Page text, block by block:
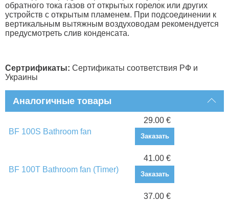
обратного тока газов от открытых горелок или других
устройств с открытым пламенем. При подсоединении к
вертикальным вытяжным воздуховодам рекомендуется
предусмотреть слив конденсата.
Сертрификаты: Сертификаты соответствия РФ и
Украины
Аналогичные товары
BF 100S Bathroom fan
29.00 €
Заказать
BF 100T Bathroom fan (Timer)
41.00 €
Заказать
37.00 €